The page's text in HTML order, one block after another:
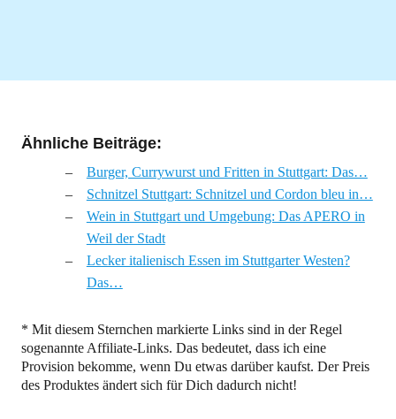
Ähnliche Beiträge:
Burger, Currywurst und Fritten in Stuttgart: Das…
Schnitzel Stuttgart: Schnitzel und Cordon bleu in…
Wein in Stuttgart und Umgebung: Das APERO in
Weil der Stadt
Lecker italienisch Essen im Stuttgarter Westen?
Das…
* Mit diesem Sternchen markierte Links sind in der Regel
sogenannte Affiliate-Links. Das bedeutet, dass ich eine
Provision bekomme, wenn Du etwas darüber kaufst. Der Preis
des Produktes ändert sich für Dich dadurch nicht!